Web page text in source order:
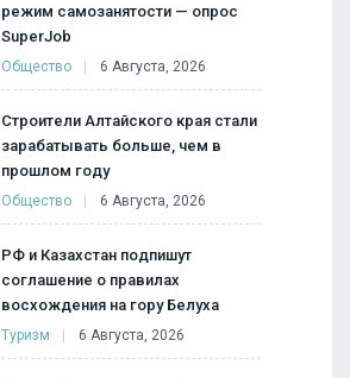
режим самозанятости — опрос
SuperJob
Общество 6 Августа, 2026
Строители Алтайского края стали
зарабатывать больше, чем в
прошлом году
Общество 6 Августа, 2026
РФ и Казахстан подпишут
соглашение о правилах
восхождения на гору Белуха
Туризм 6 Августа, 2026